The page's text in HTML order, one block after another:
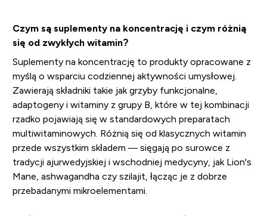
Czym są suplementy na koncentrację i czym różnią
się od zwykłych witamin?
Suplementy na koncentrację to produkty opracowane z
myślą o wsparciu codziennej aktywności umysłowej.
Zawierają składniki takie jak grzyby funkcjonalne,
adaptogeny i witaminy z grupy B, które w tej kombinacji
rzadko pojawiają się w standardowych preparatach
multiwitaminowych. Różnią się od klasycznych witamin
przede wszystkim składem — sięgają po surowce z
tradycji ajurwedyjskiej i wschodniej medycyny, jak Lion's
Mane, ashwagandha czy szilajit, łącząc je z dobrze
przebadanymi mikroelementami.